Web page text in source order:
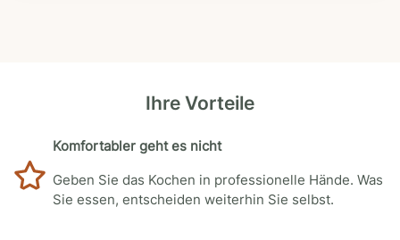
Ihre Vorteile
Komfortabler geht es nicht
Geben Sie das Kochen in professionelle Hände. Was
Sie essen, entscheiden weiterhin Sie selbst.